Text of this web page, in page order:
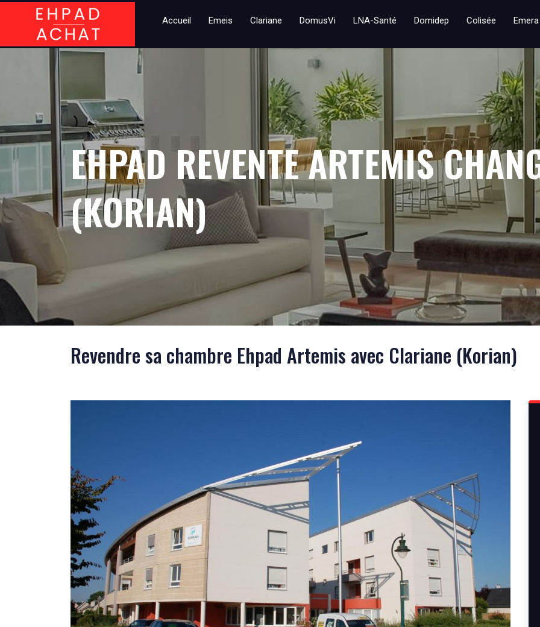
Accueil Emeis Clariane DomusVi LNA-Santé Domidep Colisée Emera
EHPAD REVENTE ARTEMIS
(KORIAN)
Revendre sa chambre Ehpad Artemis avec Clariane (Korian)